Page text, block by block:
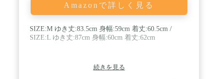
Amazonで詳しく見る
SIZE:M ゆき丈:83.5cm 身幅:59cm 着丈:60.5cm /
SIZE:L ゆき丈:87cm 身幅:60cm 着丈:62cm
続きを見る